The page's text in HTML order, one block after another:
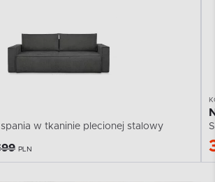
w tkaninie plecionej stalowy
PLN